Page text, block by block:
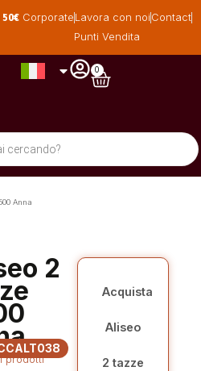
Corporate Lavora con noi Contact
Punti Vendita
0
Anna
2
prodotti
Acquista
Aliseo
2 tazze